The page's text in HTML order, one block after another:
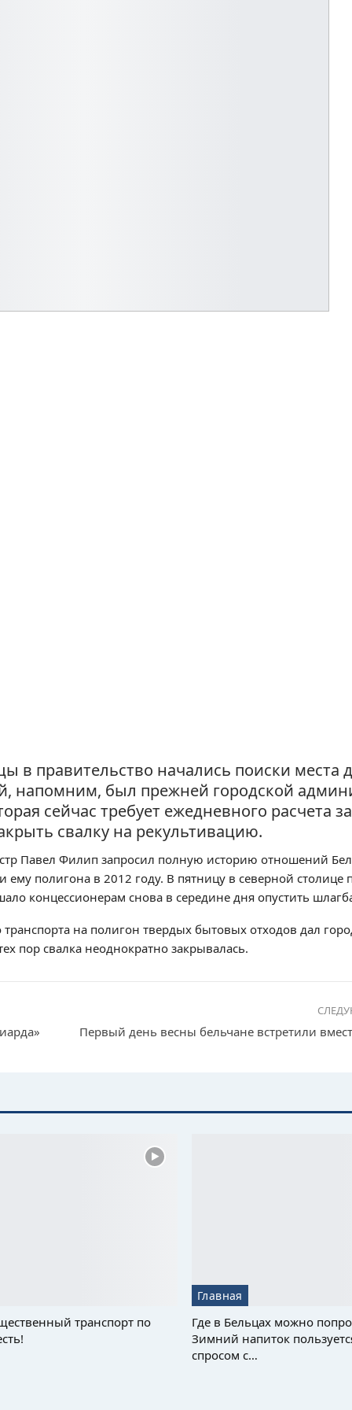
в правительство начались поиски места
напомним, был прежней городской
сейчас требует ежедневного расчета
свалку на рекультивацию.
Павел Филип запросил полную историю отношений
полигона в 2012 году. В пятницу в северной столице
концессионерам снова в середине дня опустить
на полигон твердых бытовых отходов дал
пор свалка неоднократно закрывалась.
Первый день весны бельчане встретили
транспорт по
Главная
Где в Бельцах можно
Зимний напиток
спросом с…